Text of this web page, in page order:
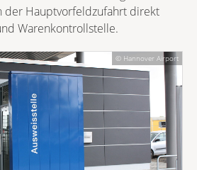
© Hannover Airport
der Hauptvorfeldzufahrt direkt
Warenkontrollstelle.